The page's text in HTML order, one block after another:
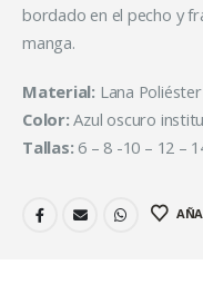
bordado en el pecho y
manga.
Material: Lana Poliéster
Color: Azul oscuro
Tallas: 6 – 8 -10 – 12 –